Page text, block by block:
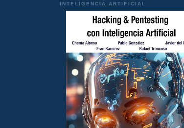
INTELIGENCIA ARTIFICIAL